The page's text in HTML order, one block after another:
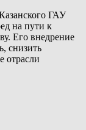
ГАУ
на пути к
Его внедрение
снизить
отрасли